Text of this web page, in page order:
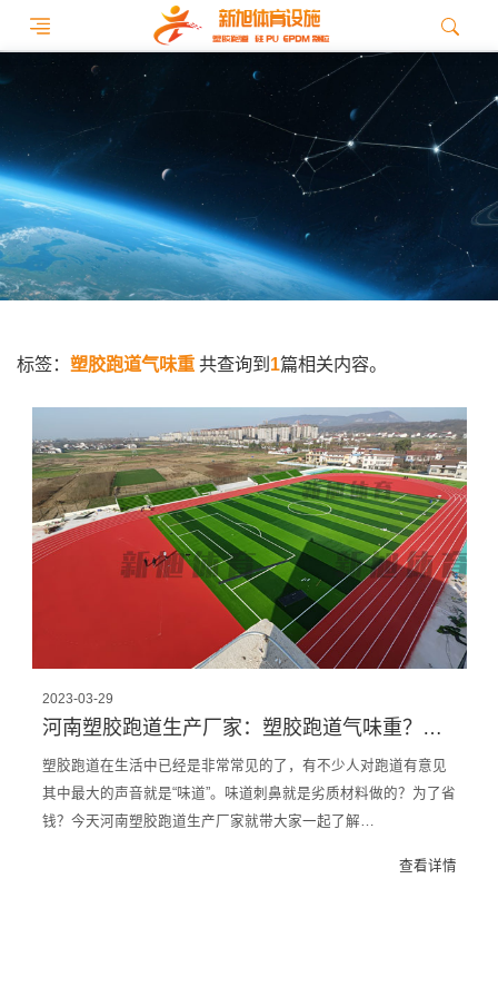
标签： 塑胶跑道气味重 共查询到 1篇相关内容。
2023-03-29
河南塑胶跑道生产厂家：塑胶跑道气味重？怎么辨别是否劣材引起？
塑胶跑道在生活中已经是非常常见的了，有不少人对跑道有意见
其中最大的声音就是“味道”。味道刺鼻就是劣质材料做的？为了省
钱？今天河南塑胶跑道生产厂家就带大家一起了解…
查看详情